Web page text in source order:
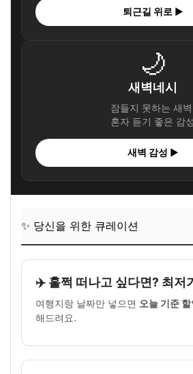
퇴근길 위로 ▶
🌙
새벽네시
잠들지 못하는 새
혼자 듣기 좋은 감성
새벽 감성 ▶
✨ 당신을 위한 큐레이션
✈️ 훌쩍 떠나고 싶다면? 최저
여행지랑 날짜만 넣으면 오늘 기준
해드려요.